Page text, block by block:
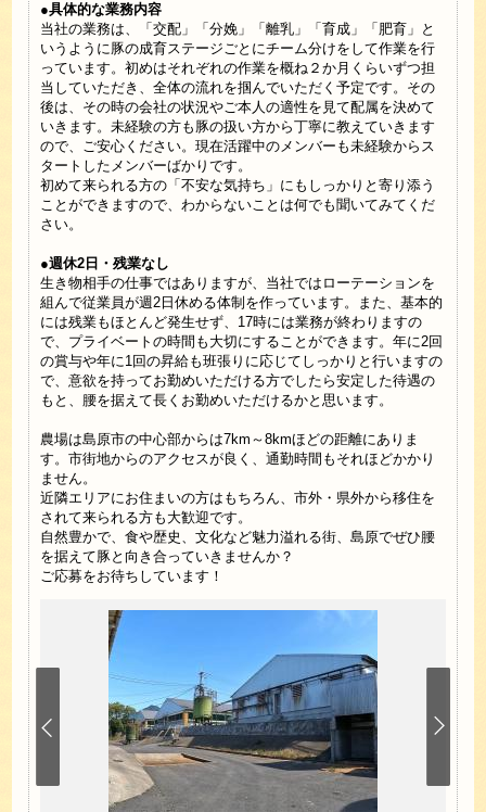
●具体的な業務内容
当社の業務は、「交配」「分娩」「離乳」「育成」「肥育」と
いうように豚の成育ステージごとにチーム分けをして作業を行
っています。初めはそれぞれの作業を概ね２か月くらいずつ担
当していただき、全体の流れを掴んでいただく予定です。その
後は、その時の会社の状況やご本人の適性を見て配属を決めて
いきます。未経験の方も豚の扱い方から丁寧に教えていきます
ので、ご安心ください。現在活躍中のメンバーも未経験からス
タートしたメンバーばかりです。
初めて来られる方の「不安な気持ち」にもしっかりと寄り添う
ことができますので、わからないことは何でも聞いてみてくだ
さい。
●週休2日・残業なし
生き物相手の仕事ではありますが、当社ではローテーションを
組んで従業員が週2日休める体制を作っています。また、基本的
には残業もほとんど発生せず、17時には業務が終わりますの
で、プライベートの時間も大切にすることができます。年に2回
の賞与や年に1回の昇給も班張りに応じてしっかりと行いますの
で、意欲を持ってお勤めいただける方でしたら安定した待遇の
もと、腰を据えて長くお勤めいただけるかと思います。
農場は島原市の中心部からは7km～8kmほどの距離にありま
す。市街地からのアクセスが良く、通勤時間もそれほどかかり
ません。
近隣エリアにお住まいの方はもちろん、市外・県外から移住を
されて来られる方も大歓迎です。
自然豊かで、食や歴史、文化など魅力溢れる街、島原でぜひ腰
を据えて豚と向き合っていきませんか？
ご応募をお待ちしています！